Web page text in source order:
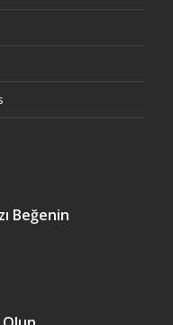
Beğenin